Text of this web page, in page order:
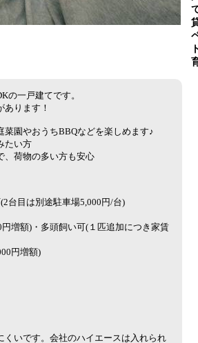
の一戸建てです。
あります！
菜園やおうちBBQなどを楽しめます♪
たい方
、荷物の多い方も安心
台目は別途駐車場5,000円/台)
円増額)・多頭飼い可(１匹追加につき家賃
円増額)
くいです。会社のハイエースは入れられ